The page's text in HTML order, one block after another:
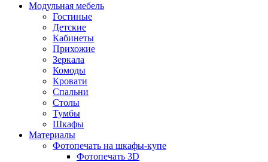
Модульная мебель
Гостиные
Детские
Кабинеты
Прихожие
Зеркала
Комоды
Кровати
Спальни
Столы
Тумбы
Шкафы
Материалы
Фотопечать на шкафы-купе
Фотопечать 3D